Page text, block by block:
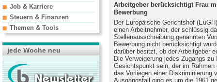
Arbeitgeber berücksichtigt Frau
Bewerbung
Der Europäische Gerichtshof
einen Arbeitnehmer, der schlüssig
Stellenausschreibung genannten
Bewerbung nicht berücksichtigt
darüber besitzt, ob der Arbeitgeber
Die Verweigerung jedes Zugangs
Gesichtspunkt sein, der im
das Vorliegen einer Diskriminierung
Ausgangsfall ging es um die 1961
Job & Karriere
Steuern & Finanzen
Themen & Tools
jede Woche neu